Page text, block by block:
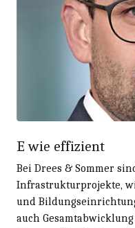
E wie effizient
Bei Drees & Sommer
Infrastrukturprojekte,
und
auch